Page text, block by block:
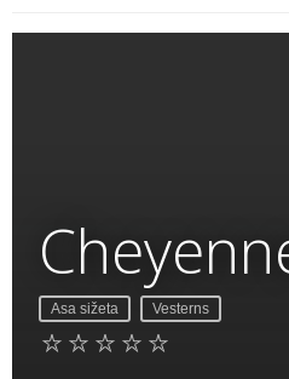
Asa sižeta Vesterns